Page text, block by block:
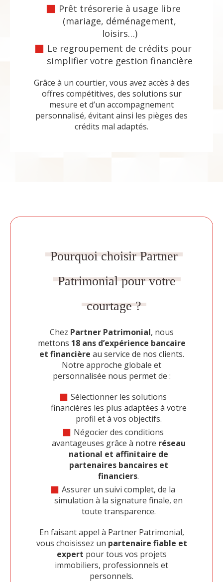
Prêt trésorerie à usage libre
(mariage, déménagement,
loisirs…)
Le regroupement de crédits pour
simplifier votre gestion financière
Grâce à un courtier, vous avez accès à des
offres compétitives, des solutions sur
mesure et d’un accompagnement
personnalisé, évitant ainsi les pièges des
crédits mal adaptés.
Pourquoi choisir Partner
Patrimonial pour votre
courtage ?
Chez Partner Patrimonial, nous
mettons 18 ans d’expérience bancaire
et financière au service de nos clients.
Notre approche globale et
personnalisée nous permet de :
Sélectionner les solutions
financières les plus adaptées à votre
profil et à vos objectifs.
Négocier des conditions
avantageuses grâce à notre réseau
national et affinitaire de
partenaires bancaires et
financiers.
Assurer un suivi complet, de la
simulation à la signature finale, en
toute transparence.
En faisant appel à Partner Patrimonial,
vous choisissez un partenaire fiable et
expert pour tous vos projets
immobiliers, professionnels et
personnels.